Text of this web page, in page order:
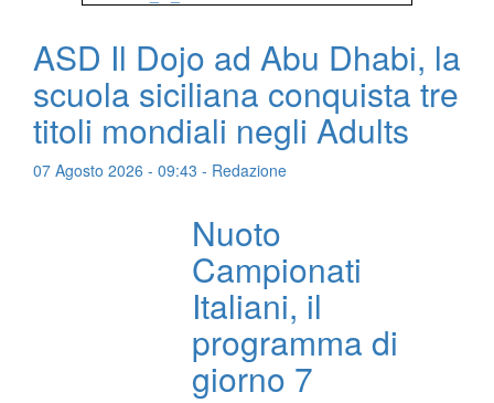
ASD Il Dojo ad Abu Dhabi, la
scuola siciliana conquista tre
titoli mondiali negli Adults
07 Agosto 2026 - 09:43 - Redazione
Nuoto
Campionati
Italiani, il
programma di
giorno 7